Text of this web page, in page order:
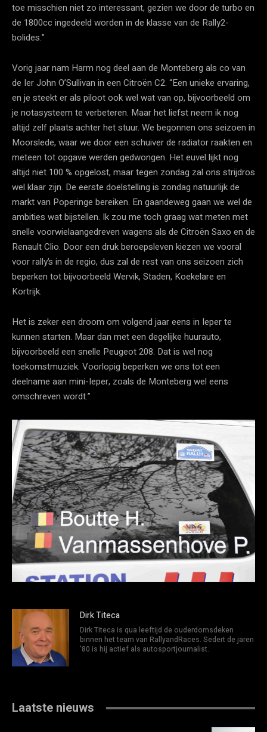
toe misschien niet zo interessant, gezien we door de turbo en
de 1800cc ingedeeld worden in de klasse van de Rally2-
bolides.”
Vorig jaar nam Harm nog deel aan de Monteberg als co van
de Ier John O’Sullivan in een Citroën C2. “Een unieke ervaring,
en je steekt er als piloot ook wel wat van op, bijvoorbeeld om
je notasysteem te verbeteren. Maar het liefst neem ik nog
altijd zelf plaats achter het stuur. We begonnen ons seizoen in
Moorslede, waar we door een schuiver de radiator raakten en
meteen tot opgave werden gedwongen. Het euvel lijkt nog
altijd niet 100 % opgelost, maar tegen zondag zal ons strijdros
wel klaar zijn. De eerste doelstelling is zondag natuurlijk de
markt van Poperinge bereiken. En gaandeweg gaan we wel de
ambities wat bijstellen. Ik zou me toch graag wat meten met
snelle voorwielaangedreven wagens als de Citroën Saxo en de
Renault Clio. Door een druk beroepsleven kiezen we vooral
voor rally’s in de regio, dus zal de rest van ons seizoen zich
beperken tot bijvoorbeeld Wervik, Staden, Koekelare en
Kortrijk.
Het is zeker een droom om volgend jaar eens in Ieper te
kunnen starten. Maar dan met een degelijke huurauto,
bijvoorbeeld een snelle Peugeot 208. Dat is wel nog
toekomstmuziek. Voorlopig beperken we ons tot een
deelname aan mini-Ieper, zoals de Monteberg wel eens
omschreven wordt.”
Dirk Titeca
Dirk Titeca is qua leeftijd de ouderdomsdeken
binnen het team van RallyandRaces. Sedert de jaren
'80 is hij actief als autosportjournalist.
Laatste nieuws